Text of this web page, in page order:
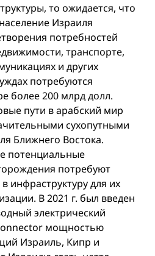
то ожидается, что
Израиля
потребностей
транспорте,
и других
потребуются
более 200 млрд долл.
пути в арабский мир
сухопутными
Ближнего Востока.
потенциальные
потребуют
инфраструктуру для их
В 2021 г. был введен
электрический
мощностью
Израиль, Кипр и